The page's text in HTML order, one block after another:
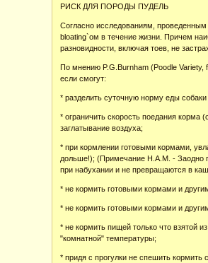
РИСК ДЛЯ ПОРОДЫ ПУДЕЛЬ
Согласно исследованиям,
bloating`ом в течение жизни. Причем
разновидности, включая тоев, не
По мнению P.G.Burnham (Poodle
если смогут:
* разделить суточную норму еды
* ограничить скорость поедания корма
заглатывание воздуха;
* при кормлении готовыми кормами,
дольше!); (Примечание Н.А.М. - Заодно
при набухании и не превращаются в
* не кормить готовыми кормами и
* не кормить готовыми кормами и
* не кормить пищей только что взятой
"комнатной" температуры;
* придя с прогулки не спешить